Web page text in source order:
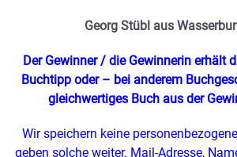
Georg Stübl aus
Der Gewinner / die Gewinnerin erhält
Buchtipp oder – bei anderem
gleichwertiges Buch aus der
Wir speichern keine
geben solche weiter. Mail-Adresse,